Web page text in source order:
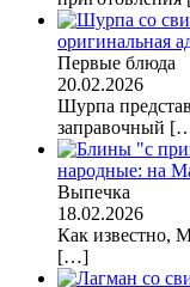
оригинальная
Первые блюда
20.02.2026
Шурпа
заправочный
народные: на
Выпечка
18.02.2026
Как известно,
[…]